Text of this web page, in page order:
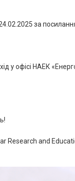
за
у офісі НАЕК
Research and